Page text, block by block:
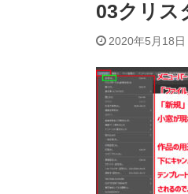
03クリス
2020年5月18日